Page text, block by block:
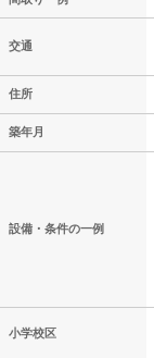
交通
住所
築年月
設備・条件の一例
小学校区